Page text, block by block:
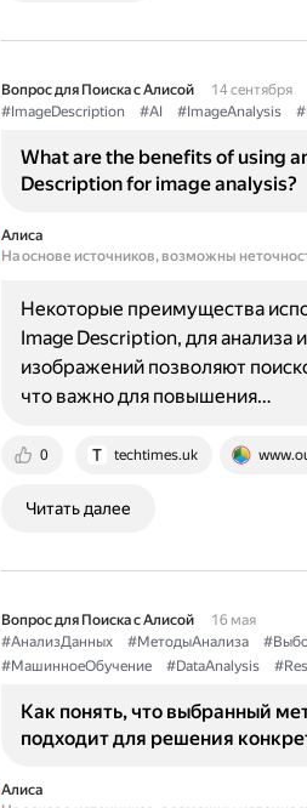
Вопрос для Поиска с Алисой
14 сентября
#ImageDescription
#AI #ImageAnalysis
What are the benefits of using
Description for image analysis?
Алиса
На основе источников, возможны
0 techtimes.uk
Некоторые преимущества
Image Description, для
изображений позволяют
что важно для повышения…
Читать далее
Вопрос для Поиска с Алисой
16 мая
#АнализДанных
#МетодыАнализа
#МашинноеОбучение
#DataAnalysis
Как понять, что выбранный
подходит для решения
Алиса